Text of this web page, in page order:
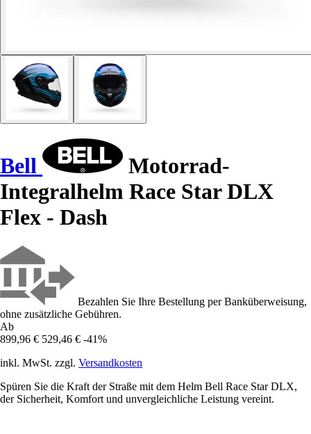
Bell
Motorrad-
Integralhelm Race Star DLX
Flex - Dash
Bezahlen Sie Ihre Bestellung per Banküberweisung,
ohne zusätzliche Gebühren.
Ab
899,96 € 529,46 € -41%
inkl. MwSt. zzgl. Versandkosten
Spüren Sie die Kraft der Straße mit dem Helm Bell Race Star DLX,
der Sicherheit, Komfort und unvergleichliche Leistung vereint.